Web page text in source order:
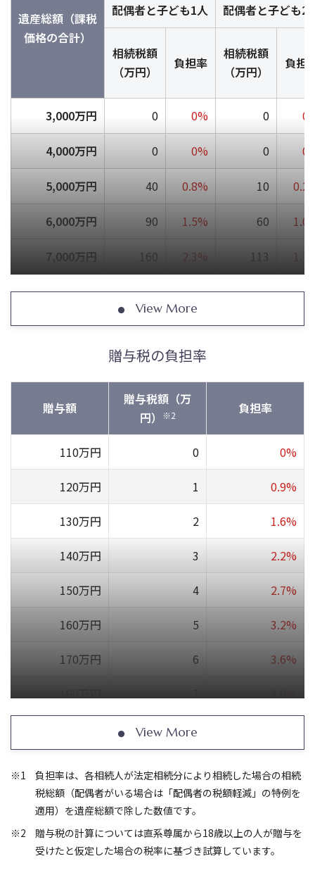
遺産総額（課税
価格の合計）
配偶者と子ども1人 配偶者と子ども2
相続税額
（万円）
負担率
相続税額
（万円）
負担
3,000万円 0 0% 0
4,000万円 0 0% 0
5,000万円 40 0.8% 10
6,000万円 90 1.5% 60
7,000万円 160 2.3% 113
8,000万円 235 3.0% 175
9,000万円 310 3.5% 240
385 3.9%
920 6.2%
20,000万円 1,670 8.4% 1,350
30,000万円 3,460 11.6% 2,860
40,000万円 5,460 13.7% 4,610
50,000万円 7,605 15.3% 6,555
100,000万円 19,750 19.8% 17,810
View More
贈与税の負担率
贈与額
贈与税額（万
円）
※2 負担率
110万円 0 0%
120万円 1 0.9%
130万円 2 1.6%
140万円 3 2.2%
150万円 4 2.7%
160万円 5 3.2%
170万円 6 3.6%
8
250万円 14 5.6%
300万円 19 6.4%
View More
負担率は、各相続人が法定相続分により相続した場合の相続
税総額（配偶者がいる場合は「配偶者の税額軽減」の特例を
適用）を遺産総額で除した数値です。
贈与税の計算については直系尊属から18歳以上の人が贈与を
受けたと仮定した場合の税率に基づき試算しています。